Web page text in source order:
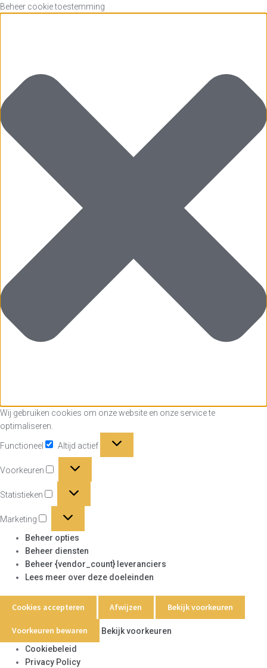
Beheer cookie toestemming
Wij gebruiken cookies om onze website en onze service te
optimaliseren.
Functioneel Altijd actief
Voorkeuren
Statistieken
Marketing
Marketing
Beheer opties
Beheer diensten
Beheer {vendor_count} leveranciers
Lees meer over deze doeleinden
Cookies accepteren Afwijzen Bekijk voorkeuren
Voorkeuren bewaren
Bekijk voorkeuren
Cookiebeleid
Privacy Policy